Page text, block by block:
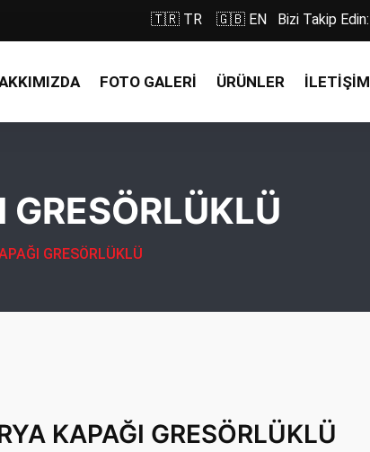
🇹🇷 TR 🇬🇧 EN Bizi Takip Edin:
FOTO GALERİ ÜRÜNLER İLETİŞİM
GRESÖRLÜKLÜ
KAPAĞI GRESÖRLÜKLÜ